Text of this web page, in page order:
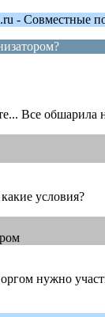
- Совместные
Все обшарила
условия?
нужно